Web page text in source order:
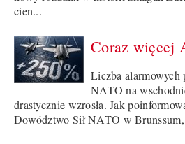
cien...
Coraz więcej
Liczba alarmowych
NATO na
drastycznie wzrosła. Jak
Dowództwo Sił NATO w